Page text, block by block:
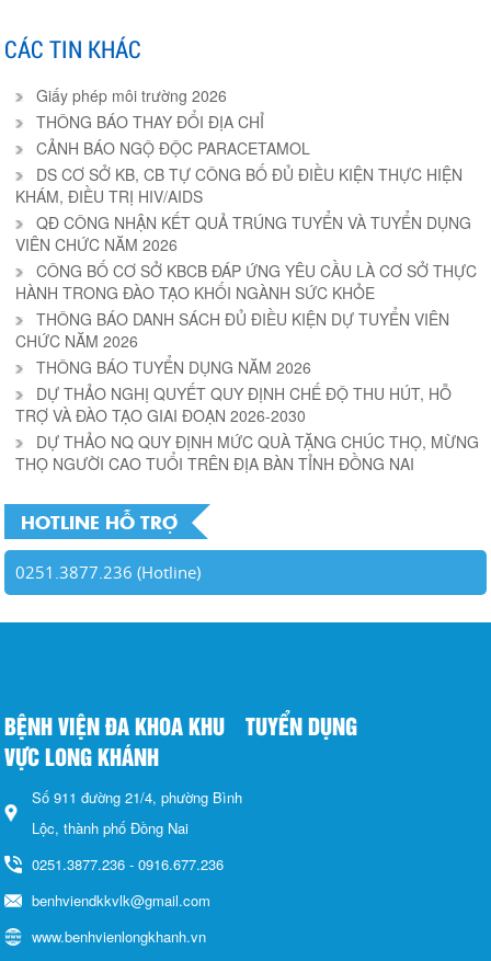
CÁC TIN KHÁC
Giấy phép môi trường 2026
THÔNG BÁO THAY ĐỔI ĐỊA CHỈ
CẢNH BÁO NGỘ ĐỘC PARACETAMOL
DS CƠ SỞ KB, CB TỰ CÔNG BỐ ĐỦ ĐIỀU KIỆN THỰC HIỆN
KHÁM, ĐIỀU TRỊ HIV/AIDS
QĐ CÔNG NHẬN KẾT QUẢ TRÚNG TUYỂN VÀ TUYỂN DỤNG
VIÊN CHỨC NĂM 2026
CÔNG BỐ CƠ SỞ KBCB ĐÁP ỨNG YÊU CẦU LÀ CƠ SỞ THỰC
HÀNH TRONG ĐÀO TẠO KHỐI NGÀNH SỨC KHỎE
THÔNG BÁO DANH SÁCH ĐỦ ĐIỀU KIỆN DỰ TUYỂN VIÊN
CHỨC NĂM 2026
THÔNG BÁO TUYỂN DỤNG NĂM 2026
DỰ THẢO NGHỊ QUYẾT QUY ĐỊNH CHẾ ĐỘ THU HÚT, HỖ
TRỢ VÀ ĐÀO TẠO GIAI ĐOẠN 2026-2030
DỰ THẢO NQ QUY ĐỊNH MỨC QUÀ TẶNG CHÚC THỌ, MỪNG
THỌ NGƯỜI CAO TUỔI TRÊN ĐỊA BÀN TỈNH ĐỒNG NAI
HOTLINE HỖ TRỢ
0251.3877.236 (Hotline)
BỆNH VIỆN ĐA KHOA KHU
VỰC LONG KHÁNH
Số 911 đường 21/4, phường Bình
Lộc, thành phố Đồng Nai
0251.3877.236 - 0916.677.236
benhviendkkvlk@gmail.com
www.benhvienlongkhanh.vn
TUYỂN DỤNG